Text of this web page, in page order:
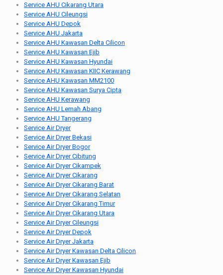
Service AHU Cikarang Utara
Service AHU Cileungsi
Service AHU Depok
Service AHU Jakarta
Service AHU Kawasan Delta Cilicon
Service AHU Kawasan Ejib
Service AHU Kawasan Hyundai
Service AHU Kawasan KIIC Kerawang
Service AHU Kawasan MM2100
Service AHU Kawasan Surya Cipta
Service AHU Kerawang
Service AHU Lemah Abang
Service AHU Tangerang
Service Air Dryer
Service Air Dryer Bekasi
Service Air Dryer Bogor
Service Air Dryer Cibitung
Service Air Dryer Cikampek
Service Air Dryer Cikarang
Service Air Dryer Cikarang Barat
Service Air Dryer Cikarang Selatan
Service Air Dryer Cikarang Timur
Service Air Dryer Cikarang Utara
Service Air Dryer Cileungsi
Service Air Dryer Depok
Service Air Dryer Jakarta
Service Air Dryer Kawasan Delta Cilicon
Service Air Dryer Kawasan Ejib
Service Air Dryer Kawasan Hyundai